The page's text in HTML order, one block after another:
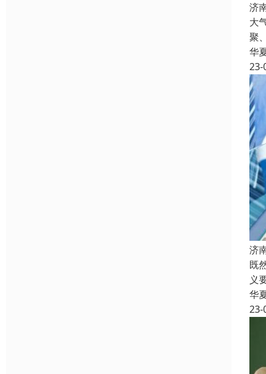
济
大
聚
华
23-
济
既
义
华
23-